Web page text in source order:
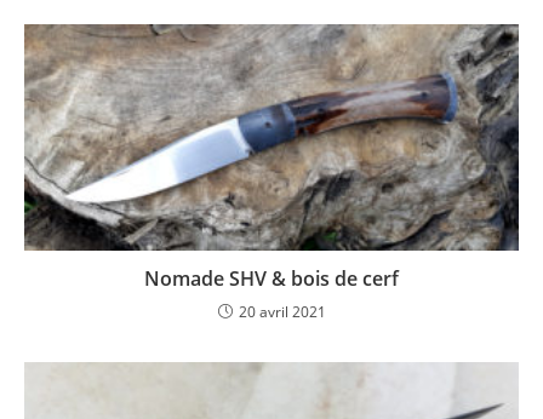
Nomade SHV & bois de cerf
20 avril 2021